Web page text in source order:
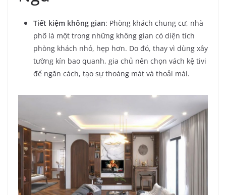
Tiết kiệm không gian: Phòng khách chung cư, nhà
phố là một trong những không gian có diện tích
phòng khách nhỏ, hẹp hơn. Do đó, thay vì dùng xây
tường kín bao quanh, gia chủ nên chọn vách kệ tivi
để ngăn cách, tạo sự thoáng mát và thoải mái.